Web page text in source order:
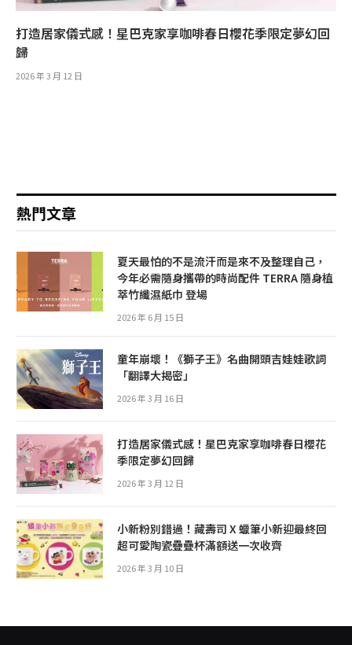
打造居家儀式感！星巴克家享咖啡春日櫻花季限定夢幻回
歸
2026 年 3 月 12 日
熱門文章
夏天最怕的不是流汗而是來不及整理自己，
今年必需隨身攜帶的時尚配件 TERRA 隨身植
萃竹纖濕紙巾 登場
2026 年 6 月 15 日
童年崩壞！《獅子王》名曲開頭吉娃娃歌詞
「翻譯大揭密」
2026 年 3 月 16 日
打造居家儀式感！星巴克家享咖啡春日櫻花
季限定夢幻回歸
2026 年 3 月 12 日
小新粉別錯過！藏壽司 X 蠟筆小新迎最終回
超可愛陶瓷疊疊杯滿額送一次收齊
2026 年 3 月 10 日